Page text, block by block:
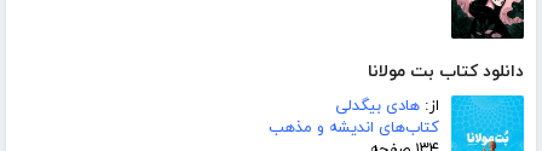
دانلود کتاب بت مولانا
از: هادی بیگدلی
کتاب‌های اندیشه و مذهب